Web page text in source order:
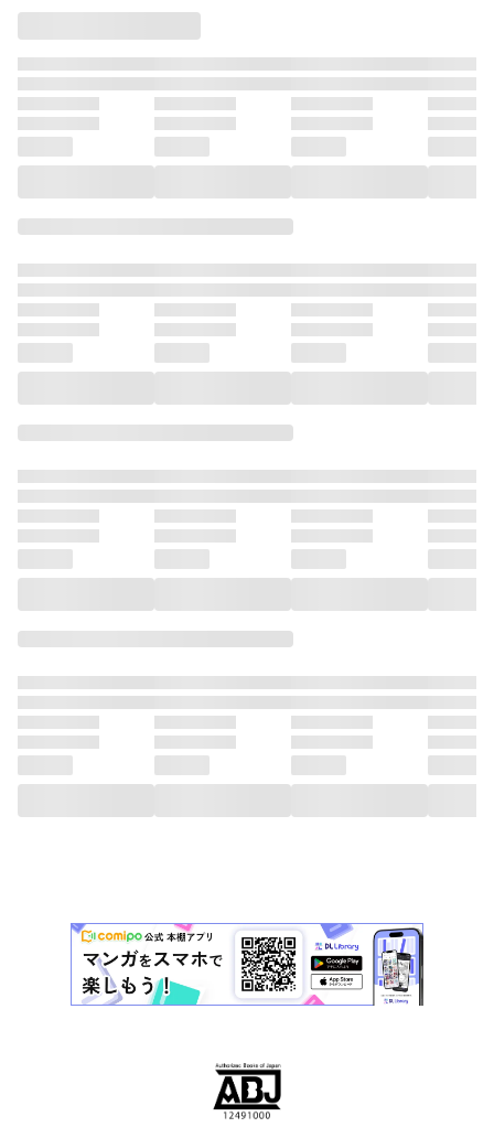
法が使えない無能
たので、義妹の奴
隷になるより追放
を選びました 5
い無能だと婚約破
妹の奴隷になるよ
り追放を選びまし
た 24
者は、私の目の前
で皇女様との結婚
を選んだ 5
者は、私
で皇女様
を選んだ